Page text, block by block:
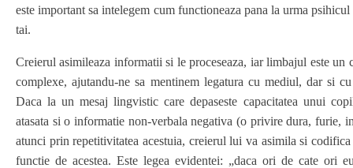
este important sa intelegem cum functioneaza pana la urma
tai.
Creierul asimileaza informatii si le proceseaza, iar limbajul este un
complexe, ajutandu-ne sa mentinem legatura cu mediul, dar si
Daca la un mesaj lingvistic care depaseste capacitatea unui
atasata si o informatie non-verbala negativa (o privire dura, furie,
atunci prin repetitivitatea acestuia, creierul lui va asimila si
functie de acestea. Este legea evidentei: „daca ori de cate ori